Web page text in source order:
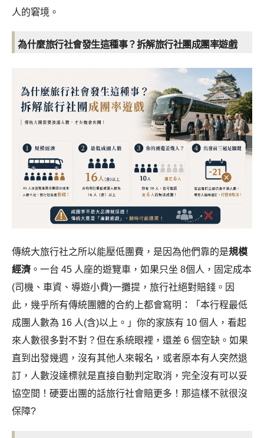
人的窘境。
為什麼旅行社會發生這種事？拆解旅行社團成團率遊戲
傳統大旅行社之所以能壓低團費，是因為他們靠的是規模
經濟 。一台 45 人座的遊覽車，如果只坐 8個人，固定成本
(司機、車資、導遊小費)一攤提，旅行社絕對賠錢。因
此，幾乎所有傳統團體的合約上都會寫明：「本行程最低
成團人數為 16 人(含)以上。」你的家族有 10 個人，看起
來人數很多對不對？但在系統眼裡，還差 6 個空缺。如果
直到出發幾週，沒有其他人來報名，或者原本有人突然退
訂，人數沒達標就是直接自動判定取消，完全沒有可以妥
協空間！硬要出團的話旅行社會賠更多！那這樣不就很沒
保障?